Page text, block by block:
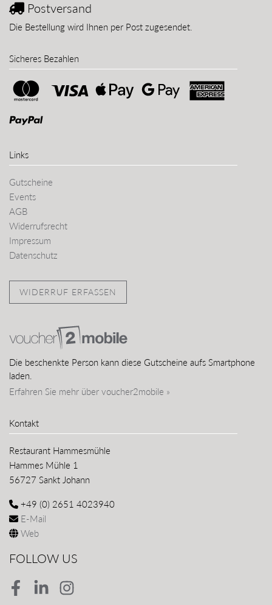
Postversand
Die Bestellung wird Ihnen per Post zugesendet.
Sicheres Bezahlen
Links
Gutscheine
Events
AGB
Widerrufsrecht
Impressum
Datenschutz
WIDERRUF ERFASSEN
Die beschenkte Person kann diese Gutscheine aufs Smartphone
laden.
Erfahren Sie mehr über voucher2mobile »
Kontakt
Restaurant Hammesmühle
Hammes Mühle 1
56727 Sankt Johann
+49 (0) 2651 4023940
E-Mail
Web
FOLLOW US
FacebookLinkedInInstagram